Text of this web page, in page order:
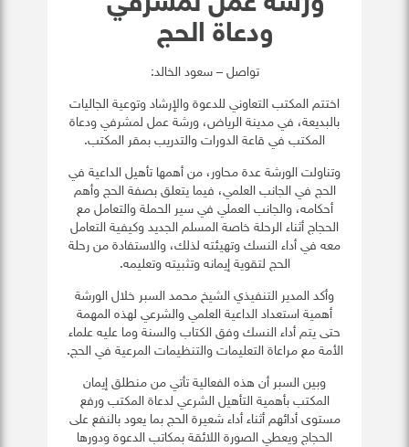
ودعاة الحج
تواصل – سعود الخالد:
اختتم المكتب التعاوني للدعوة والإرشاد وتوعية الجاليات
بالبديعة، في مدينة الرياض، ورشة عمل لمشرفي ودعاة
المكتب في قاعة الدورات والتدريب بمقر المكتب.
وتناولت الورشة عدة محاور، من أهمها تأهيل الداعية في
الحج في الجانب العلمي، فيما يتعلق بصفة الحج وأهم
أحكامه، والجانب العملي في سير الحملة والتعامل مع
الحجاج أثناء الرحلة خاصة المسلم الجديد وكيفية التعامل
معه في أداء النسك وتهيئته لذلك، والاستفادة من رحلة
الحج لتقوية إيمانه وتثبيته وتعليمه.
وأكد المدير التنفيذي الشيخ محمد السبر خلال الورشة
أهمية استعداد الداعية العلمي والشرعي لهذه المهمة
حتى يتم أداء النسك وفق الكتاب والسنة وما عليه علماء
الأمة مع مراعاة التعليمات والتنظيمات المرعية في الحج.
وبين السبر أن هذه الفعالية تأتي من منطلق إيمان
المكتب بأهمية التأهيل الشرعي لدعاة المكتب ورفع
مستوى أدائهم أثناء أداء شعيرة الحج بما يعود بالنفع على
الحجاج ويعطي الصورة اللائقة بمكاتب الدعوة ودورها